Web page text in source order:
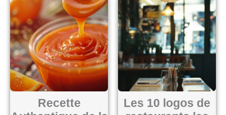
Recette
Les 10 logos de